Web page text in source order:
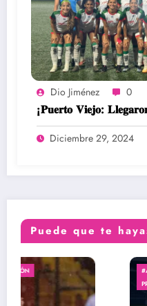
Dio Jiménez 0
¡𝐏𝐮𝐞𝐫𝐭𝐨 𝐕𝐢𝐞𝐣𝐨:
Diciembre 29, 2024
Puede que te
#ARBITRAJE #ARBITRASTICASXJS
PRIMERA DIVISIÓN